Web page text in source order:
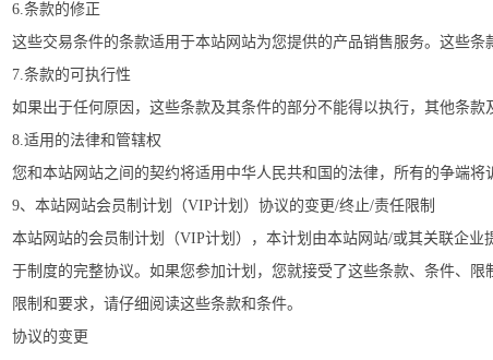
6.条款的修正
这些交易条件的条款适用于本站网站为您提供的产品销售服务。这些
7.条款的可执行性
如果出于任何原因，这些条款及其条件的部分不能得以执行，其他条款
8.适用的法律和管辖权
您和本站网站之间的契约将适用中华人民共和国的法律，所有的争端将
9、本站网站会员制计划（VIP计划）协议的变更/终止/责任限制
本站网站的会员制计划（VIP计划），本计划由本站网站/或其关联企
于制度的完整协议。如果您参加计划，您就接受了这些条款、条件、
限制和要求，请仔细阅读这些条款和条件。
协议的变更